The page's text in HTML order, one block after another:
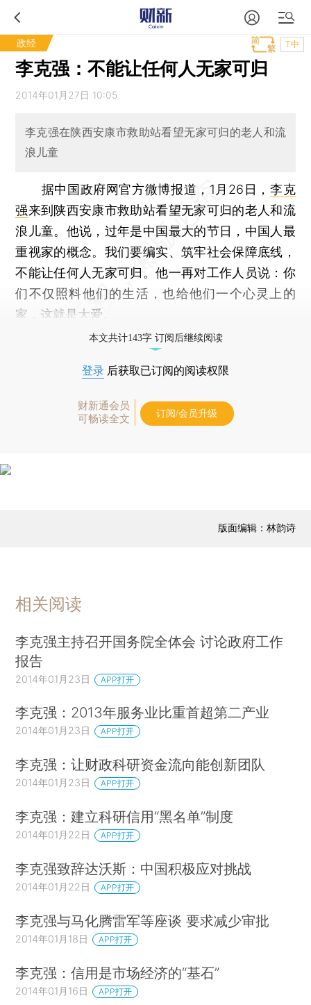
政经 T中
李克强：不能让任何人无家可归
2014年01月27日 10:05
李克强在陕西安康市救助站看望无家可归的老人和流
浪儿童
据中国政府网官方微博报道，1月26日， 李克
强来到陕西安康市救助站看望无家可归的老人和流
浪儿童。他说，过年是中国最大的节日，中国人最
重视家的概念。我们要编实、筑牢社会保障底线，
不能让任何人无家可归。他一再对工作人员说：你
们不仅照料他们的生活，也给他们一个心灵上的
家，这就是大爱。
本文共计143字 订阅后继续阅读
登录 后获取已订阅的阅读权限
财新通会员
可畅读全文
订阅/会员升级
版面编辑：林韵诗
相关阅读
李克强主持召开国务院全体会 讨论政府工作
报告
2014年01月23日 APP打开
李克强：2013年服务业比重首超第二产业
2014年01月23日 APP打开
李克强：让财政科研资金流向能创新团队
2014年01月23日 APP打开
李克强：建立科研信用“黑名单”制度
2014年01月22日 APP打开
李克强致辞达沃斯：中国积极应对挑战
2014年01月22日 APP打开
李克强与马化腾雷军等座谈 要求减少审批
2014年01月18日 APP打开
李克强：信用是市场经济的“基石”
2014年01月16日 APP打开